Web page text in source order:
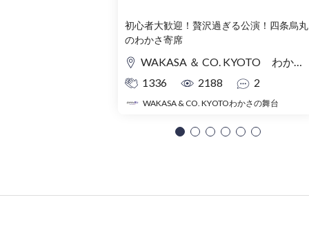
初心者大歓迎！贅沢過ぎる公演！四条烏丸
のわかさ寄席
WAKASA ＆ CO. KYOTO わかさの舞台
1336
2188 2
WAKASA & CO. KYOTOわかさの舞台